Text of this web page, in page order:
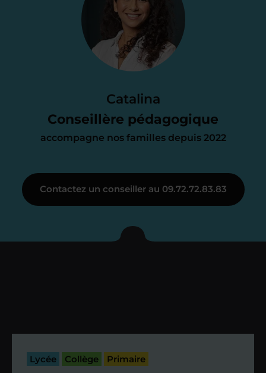
Catalina
Conseillère pédagogique
accompagne nos familles depuis 2022
proposition
d’accompagnement
parfait. À partir de maintenant nous
nous occupons de tout.
Je vous présente votre
enseignant sous 72
passé.
Contactez un conseiller au 09.72.72.83.83
Lycée Collège Primaire